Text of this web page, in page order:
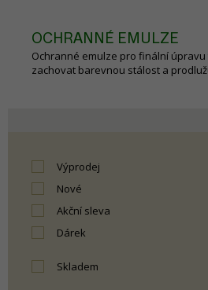
OCHRANNÉ EMULZE
Ochranné emulze pro finální
zachovat barevnou stálost a
Výprodej
Nové
Akční sleva
Dárek
skladem